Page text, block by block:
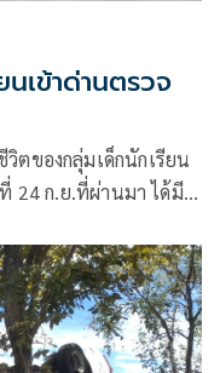
เข้าด่านตรวจ
ตของกลุ่มเด็กนักเรียน
24 ก.ย.ที่ผ่านมา ได้มี